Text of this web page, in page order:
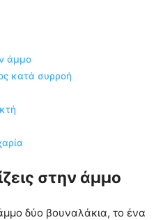
άμμο
κατά συρροή
στην άμμο
δύο βουναλάκια, το ένα